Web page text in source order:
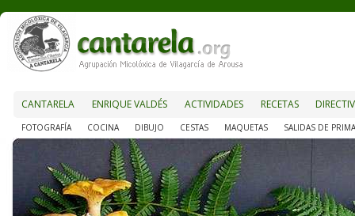
CANTARELA ENRIQUE VALDÉS ACTIVIDADES RECETAS
FOTOGRAFÍA COCINA DIBUJO CESTAS MAQUETAS SALIDAS DE